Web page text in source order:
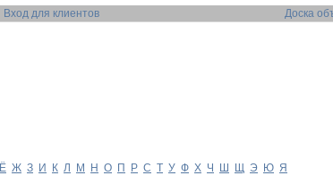
Вход для клиентов Доска
Ё Ж З И К Л М Н О П Р С Т У Ф Х Ч Ш Щ Э Ю Я